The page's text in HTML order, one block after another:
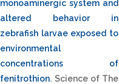
monoaminergic system and
altered behavior in
zebrafish larvae exposed to
environmental
concentrations of
fenitrothion. Science of The